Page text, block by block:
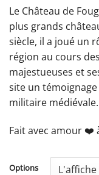
Le Château de
plus grands
siècle, il a joué un
région au cours
majestueuses et
site un
militaire médiévale.
Fait avec amour ❤️️
Options